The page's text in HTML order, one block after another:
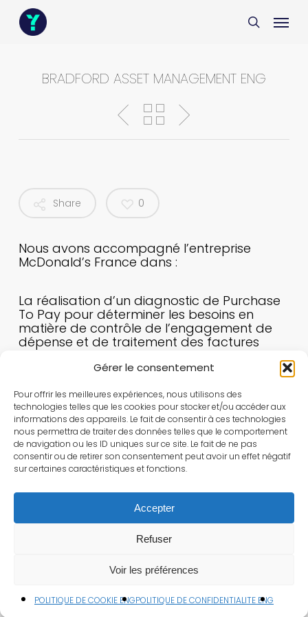
Gérer le consentement
Pour offrir les meilleures expériences, nous utilisons des
technologies telles que les cookies pour stocker et/ou accéder aux
informations des appareils. Le fait de consentir à ces technologies
nous permettra de traiter des données telles que le comportement
de navigation ou les ID uniques sur ce site. Le fait de ne pas
consentir ou de retirer son consentement peut avoir un effet négatif
sur certaines caractéristiques et fonctions.
Accepter
Refuser
Voir les préférences
POLITIQUE DE COOKIE ENGPOLITIQUE DE CONFIDENTIALITE ENG
main
search
Menu
BRADFORD ASSET MANAGEMENT ENG
Share 0
Nous avons accompagné l’entreprise
McDonald’s France dans :
La réalisation d’un diagnostic de Purchase
To Pay pour déterminer les besoins en
matière de contrôle de l’engagement de
dépense et de traitement des factures
fournisseur notamment dans la pespective
de la législation 2024 sur le e-invoicing et le
L’élaboration d’un cahier des charges
fonctionnelles et l’administration d’un appel
d’offre
La direction de projet et l’assistance à
maîtrise d’ouvrage dans le cadre de la
conception, de la recette puis du
déploiement de la solution
Le change management dans le cadre de
la transformation des fonctions clientes de